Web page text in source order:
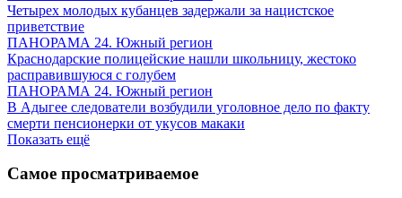
Четырех молодых кубанцев задержали за нацистское
приветствие
ПАНОРАМА 24. Южный регион
Краснодарские полицейские нашли школьницу, жестоко
расправившуюся с голубем
ПАНОРАМА 24. Южный регион
В Адыгее следователи возбудили уголовное дело по факту
смерти пенсионерки от укусов макаки
Показать ещё
Самое просматриваемое